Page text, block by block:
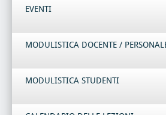
EVENTI
MODULISTICA DOCENTE /
MODULISTICA STUDENTI